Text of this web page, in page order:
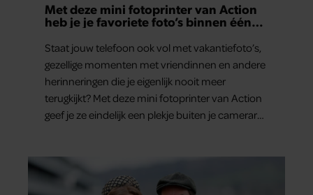
Met deze mini fotoprinter van Action
heb je je favoriete foto’s binnen één
Staat jouw telefoon ook vol met vakantiefoto’s,
gezellige momenten met vriendinnen en andere
herinneringen die je eigenlijk nooit meer
terugkijkt? Met deze mini fotoprinter van Action
geef je ze eindelijk een plekje buiten je camerarol.